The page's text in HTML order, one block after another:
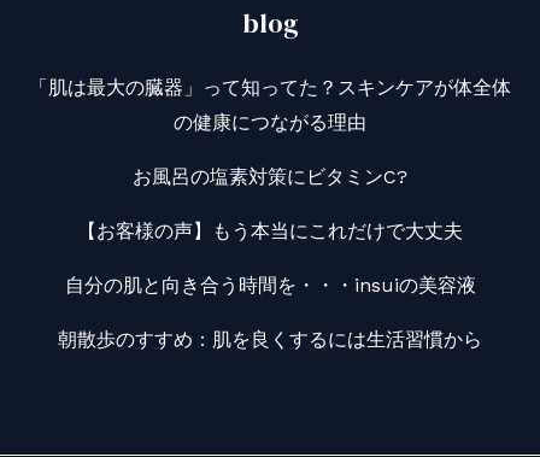
blog
「肌は最大の臓器」って知ってた？スキンケアが体全体
の健康につながる理由
お風呂の塩素対策にビタミンC?
【お客様の声】もう本当にこれだけで大丈夫
自分の肌と向き合う時間を・・・insuiの美容液
朝散歩のすすめ：肌を良くするには生活習慣から